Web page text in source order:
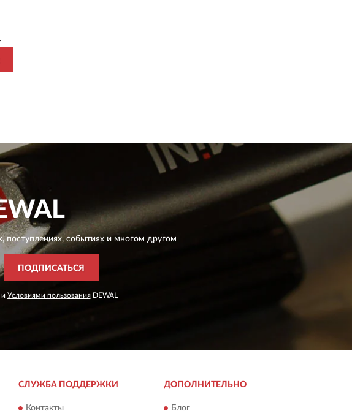
поступлениях, событиях и многом другом
ПОДПИСАТЬСЯ
и Условиями пользованияDEWAL
СЛУЖБА ПОДДЕРЖКИ
Контакты
ДОПОЛНИТЕЛЬНО
Блог